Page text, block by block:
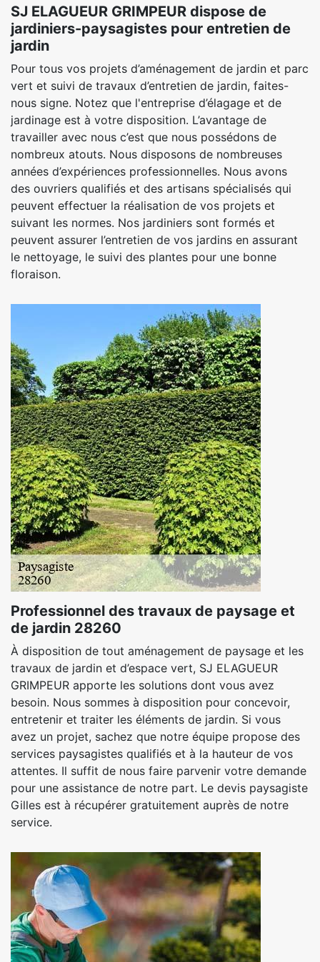
SJ ELAGUEUR GRIMPEUR dispose de
jardiniers-paysagistes pour entretien de
jardin
Pour tous vos projets d’aménagement de jardin et parc
vert et suivi de travaux d’entretien de jardin, faites-
nous signe. Notez que l'entreprise d’élagage et de
jardinage est à votre disposition. L’avantage de
travailler avec nous c’est que nous possédons de
nombreux atouts. Nous disposons de nombreuses
années d’expériences professionnelles. Nous avons
des ouvriers qualifiés et des artisans spécialisés qui
peuvent effectuer la réalisation de vos projets et
suivant les normes. Nos jardiniers sont formés et
peuvent assurer l’entretien de vos jardins en assurant
le nettoyage, le suivi des plantes pour une bonne
floraison.
Professionnel des travaux de paysage et
de jardin 28260
À disposition de tout aménagement de paysage et les
travaux de jardin et d’espace vert, SJ ELAGUEUR
GRIMPEUR apporte les solutions dont vous avez
besoin. Nous sommes à disposition pour concevoir,
entretenir et traiter les éléments de jardin. Si vous
avez un projet, sachez que notre équipe propose des
services paysagistes qualifiés et à la hauteur de vos
attentes. Il suffit de nous faire parvenir votre demande
pour une assistance de notre part. Le devis paysagiste
Gilles est à récupérer gratuitement auprès de notre
service.